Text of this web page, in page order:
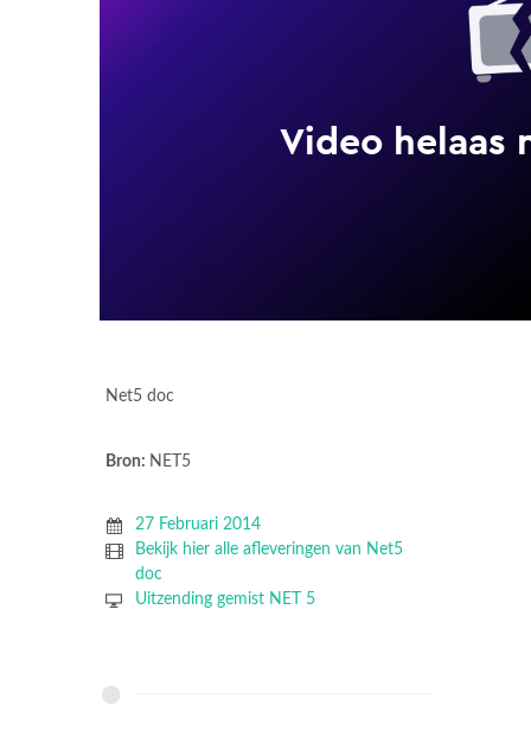
Net5 doc
Bron: NET5
27 Februari 2014
Bekijk hier alle afleveringen van Net5
doc
Uitzending gemist NET 5